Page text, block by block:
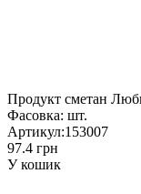
Продукт сметан
Фасовка: шт.
Артикул:153007
97.4 грн
У кошик